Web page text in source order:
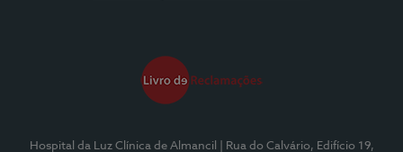
Hospital da Luz Clínica de Almancil
| Rua do Calvário, Edifício 19,